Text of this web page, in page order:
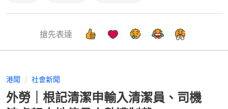
搶先表達
港聞 社會新聞
外勞｜根記清潔申輸入清潔員、司機